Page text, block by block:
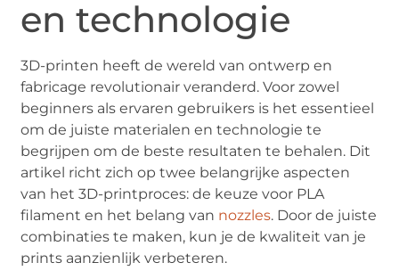
en technologie
3D-printen heeft de wereld van ontwerp en
fabricage revolutionair veranderd. Voor zowel
beginners als ervaren gebruikers is het essentieel
om de juiste materialen en technologie te
begrijpen om de beste resultaten te behalen. Dit
artikel richt zich op twee belangrijke aspecten
van het 3D-printproces: de keuze voor PLA
filament en het belang van nozzles. Door de juiste
combinaties te maken, kun je de kwaliteit van je
prints aanzienlijk verbeteren.